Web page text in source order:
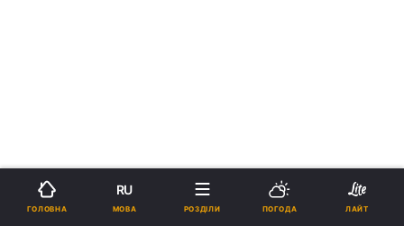
ГОЛОВНА
RU
МОВА РОЗДІЛИ ПОГОДА ЛАЙТ